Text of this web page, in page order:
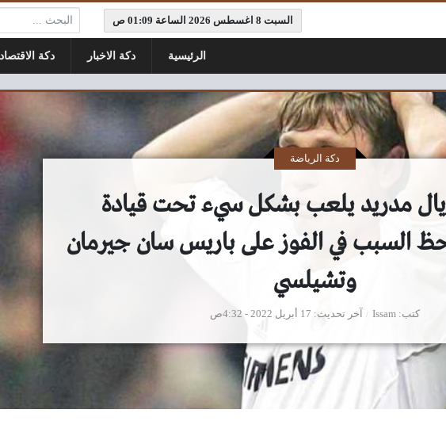
السبت 8 اغسطس 2026 الساعة 01:09 ص البحث:
الرئيسية دكة الاخبار دكة الاقتصاد
مدريد يلعب بشكل سيء تحت قيادة
السبب في الفوز على باريس سان جيرمان
وتشيلسي
كتب Issam
دكة الرياضة
آخر تحديث 17 أبريل 2022 - 4:32ص